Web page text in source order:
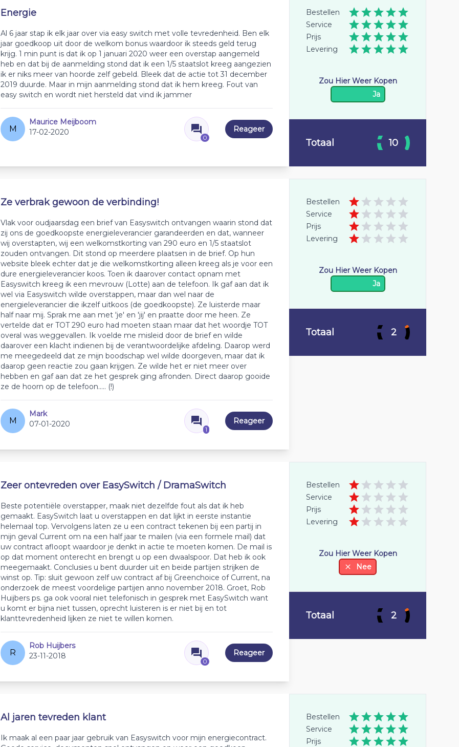
Energie
Al 6 jaar stap ik elk jaar over via easy switch met volle tevredenheid. Ben elk
jaar goedkoop uit door de welkom bonus waardoor ik steeds geld terug
krijg. 1 min punt is dat ik op 1 januari 2020 weer een overstap aangemeld
heb en dat bij de aanmelding stond dat ik een 1/5 staatslot kreeg aangezien
ik er niks meer van hoorde zelf gebeld. Bleek dat de actie tot 31 december
2019 duurde. Maar in mijn aanmelding stond dat ik hem kreeg. Fout van
easy switch en wordt niet hersteld dat vind ik jammer
M
Maurice Meijboom
17-02-2020
0
Reageer
Bestellen
Service
Prijs
Levering
Zou Hier Weer Kopen
Ja
Totaal 10
Ze verbrak gewoon de verbinding!
Vlak voor oudjaarsdag een brief van Easyswitch ontvangen waarin stond dat
zij ons de goedkoopste energieleverancier garandeerden en dat, wanneer
wij overstapten, wij een welkomstkorting van 290 euro en 1/5 staatslot
zouden ontvangen. Dit stond op meerdere plaatsen in de brief. Op hun
website bleek echter dat je die welkomstkorting alleen kreeg als je voor een
dure energieleverancier koos. Toen ik daarover contact opnam met
Easyswitch kreeg ik een mevrouw (Lotte) aan de telefoon. Ik gaf aan dat ik
wel via Easyswitch wilde overstappen, maar dan wel naar de
energieleverancier die ikzelf uitkoos (de goedkoopste). Ze luisterde maar
half naar mij. Sprak me aan met 'je' en 'jij' en praatte door me heen. Ze
vertelde dat er TOT 290 euro had moeten staan maar dat het woordje TOT
overal was weggevallen. Ik voelde me misleid door de brief en wilde
daarover een klacht indienen bij de verantwoordelijke afdeling. Daarop werd
me meegedeeld dat ze mijn boodschap wel wilde doorgeven, maar dat ik
daarop geen reactie zou gaan krijgen. Ze wilde het er niet meer over
hebben en gaf aan dat ze het gesprek ging afronden. Direct daarop gooide
ze de hoorn op de telefoon..... (!)
M
Mark
07-01-2020
1
Reageer
Bestellen
Service
Prijs
Levering
Zou Hier Weer Kopen
Ja
Totaal 2
Zeer ontevreden over EasySwitch / DramaSwitch
Beste potentiële overstapper, maak niet dezelfde fout als dat ik heb
gemaakt. EasySwitch laat u overstappen en dat lijkt in eerste instantie
helemaal top. Vervolgens laten ze u een contract tekenen bij een partij in
mijn geval Current om na een half jaar te mailen (via een formele mail) dat
uw contract afloopt waardoor je denkt in actie te moeten komen. De mail is
op dat moment onterecht en brengt u op een dwaalspoor. Dat heb ik ook
meegemaakt. Conclusies u bent duurder uit en beide partijen strijken de
winst op. Tip: sluit gewoon zelf uw contract af bij Greenchoice of Current, na
onderzoek de meest voordelige partijen anno november 2018. Groet, Rob
Huijbers ps. ga ook vooral niet telefonisch in gesprek met EasySwitch want
u komt er bijna niet tussen, oprecht luisteren is er niet bij en tot
klanttevredenheid lijken ze niet te willen komen.
R
Rob Huijbers
23-11-2018
0
Reageer
Bestellen
Service
Prijs
Levering
Zou Hier Weer Kopen
Nee
Totaal 2
Al jaren tevreden klant
Ik maak al een paar jaar gebruik van Easyswitch voor mijn energiecontract.
Bestellen
Service
Prijs